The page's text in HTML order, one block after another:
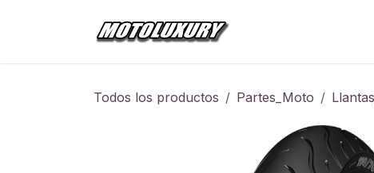
Todos los productos Partes_Moto